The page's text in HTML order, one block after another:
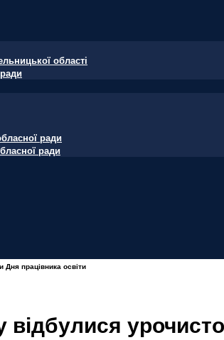
області
ради
ради
Дня працівника освіти